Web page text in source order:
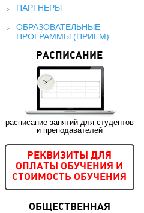
ПАРТНЕРЫ
ОБРАЗОВАТЕЛЬНЫЕ
ПРОГРАММЫ (ПРИЕМ)
РАСПИСАНИЕ
расписание занятий для студентов
и преподавателей
РЕКВИЗИТЫ ДЛЯ
ОПЛАТЫ ОБУЧЕНИЯ И
СТОИМОСТЬ ОБУЧЕНИЯ
ОБЩЕСТВЕННАЯ